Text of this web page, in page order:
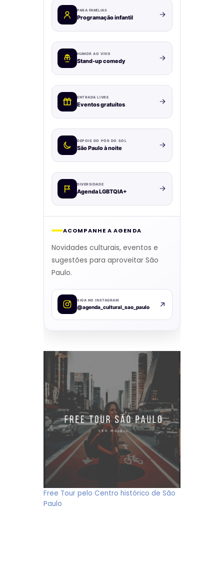
PARA FAMÍLIAS
Programação infantil
HUMOR AO VIVO
Stand-up comedy
ENTRADA LIVRE
Eventos gratuitos
DEPOIS DO PÔR DO SOL
São Paulo à noite
DIVERSIDADE
Agenda LGBTQIA+
ACOMPANHE A AGENDA
Novidades culturais, eventos e
sugestões para aproveitar São
Paulo.
SIGA NO INSTAGRAM
@agenda_cultural_sao_paulo
Free Tour pelo Centro histórico de São
Paulo